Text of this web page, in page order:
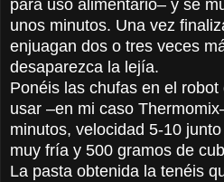
para uso alimentario– y se
unos minutos. Una vez
enjuagan dos o tres veces
desaparezca la lejía.
Ponéis las chufas en el
usar –en mi caso
minutos, velocidad 5-10
muy fría y 500 gramos de
La pasta obtenida la tenéis